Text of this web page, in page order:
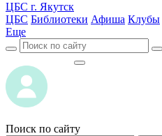
ЦБС г. Якутск
ЦБС Библиотеки Афиша Клубы
Еще
Поиск по сайту